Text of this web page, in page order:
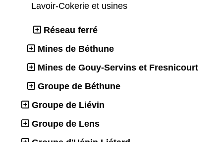
Lavoir-Cokerie et usines
Réseau ferré
Mines de Béthune
Mines de Gouy-Servins et Fresnicourt
Groupe de Béthune
Groupe de Liévin
Groupe de Lens